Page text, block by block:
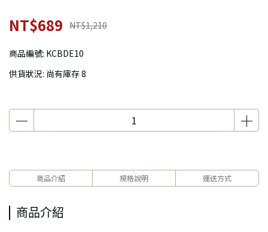
NT$689 NT$1,210
商品編號: KCBDE10
供貨狀況: 尚有庫存 8
商品介紹 規格說明 運送方式
商品介紹